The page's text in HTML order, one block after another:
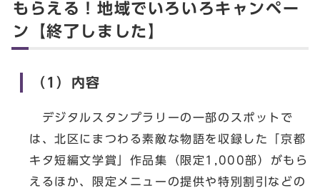
もらえる！地域でいろいろキャンペー
ン【終了しました】
（1）内容
デジタルスタンプラリーの一部のスポットで
は、北区にまつわる素敵な物語を収録した「京都
キタ短編文学賞」作品集（限定1,000部）がもら
えるほか、限定メニューの提供や特別割引などの